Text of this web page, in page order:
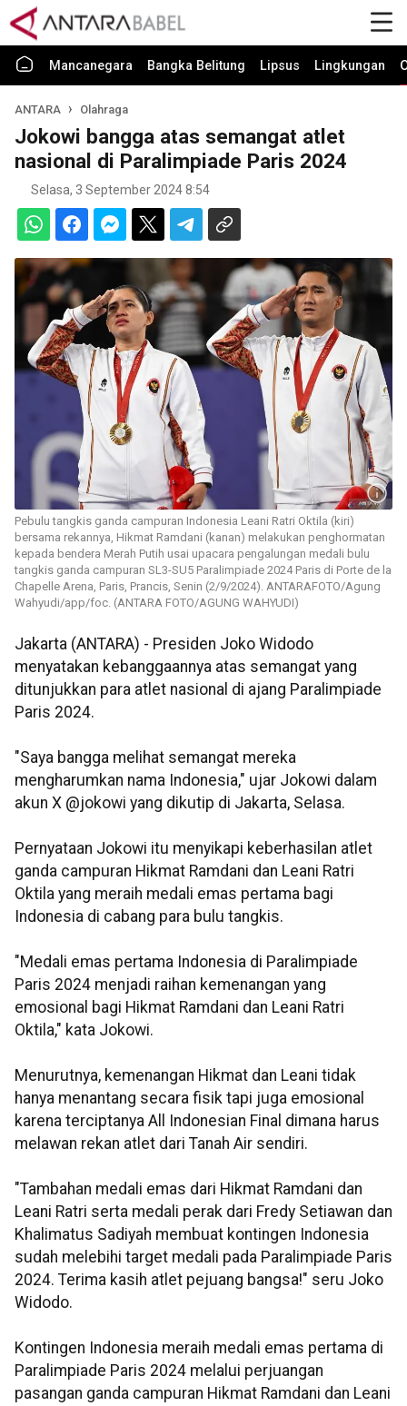
Mancanegara Bangka Belitung Lipsus Lingkungan
ANTARA Olahraga
Jokowi bangga atas semangat atlet
nasional di Paralimpiade Paris 2024
Selasa, 3 September 2024 8:54
Pebulu tangkis ganda campuran Indonesia Leani Ratri Oktila (kiri)
bersama rekannya, Hikmat Ramdani (kanan) melakukan penghormatan
kepada bendera Merah Putih usai upacara pengalungan medali bulu
tangkis ganda campuran SL3-SU5 Paralimpiade 2024 Paris di Porte de la
Chapelle Arena, Paris, Prancis, Senin (2/9/2024). ANTARAFOTO/Agung
Wahyudi/app/foc. (ANTARA FOTO/AGUNG WAHYUDI)
Jakarta (ANTARA) - Presiden Joko Widodo
menyatakan kebanggaannya atas semangat yang
ditunjukkan para atlet nasional di ajang Paralimpiade
Paris 2024.
"Saya bangga melihat semangat mereka
mengharumkan nama Indonesia," ujar Jokowi dalam
akun X @jokowi yang dikutip di Jakarta, Selasa.
Pernyataan Jokowi itu menyikapi keberhasilan atlet
ganda campuran Hikmat Ramdani dan Leani Ratri
Oktila yang meraih medali emas pertama bagi
Indonesia di cabang para bulu tangkis.
"Medali emas pertama Indonesia di Paralimpiade
Paris 2024 menjadi raihan kemenangan yang
emosional bagi Hikmat Ramdani dan Leani Ratri
Oktila," kata Jokowi.
Menurutnya, kemenangan Hikmat dan Leani tidak
hanya menantang secara fisik tapi juga emosional
karena terciptanya All Indonesian Final dimana harus
melawan rekan atlet dari Tanah Air sendiri.
"Tambahan medali emas dari Hikmat Ramdani dan
Leani Ratri serta medali perak dari Fredy Setiawan dan
Khalimatus Sadiyah membuat kontingen Indonesia
sudah melebihi target medali pada Paralimpiade Paris
2024. Terima kasih atlet pejuang bangsa!" seru Joko
Widodo.
Kontingen Indonesia meraih medali emas pertama di
Paralimpiade Paris 2024 melalui perjuangan
pasangan ganda campuran Hikmat Ramdani dan Leani